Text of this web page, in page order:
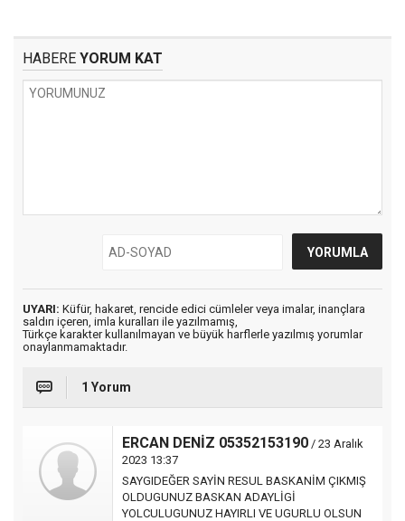
HABERE YORUM KAT
UYARI: Küfür, hakaret, rencide edici cümleler veya imalar, inançlara
saldırı içeren, imla kuralları ile yazılmamış,
Türkçe karakter kullanılmayan ve büyük harflerle yazılmış yorumlar
onaylanmamaktadır.
1 Yorum
ERCAN DENİZ 05352153190 / 23 Aralık
2023 13:37
SAYGIDEĞER SAYİN RESUL BASKANİM ÇIKMIŞ
OLDUGUNUZ BASKAN ADAYLİGİ
YOLCULUGUNUZ HAYIRLI VE UGURLU OLSUN